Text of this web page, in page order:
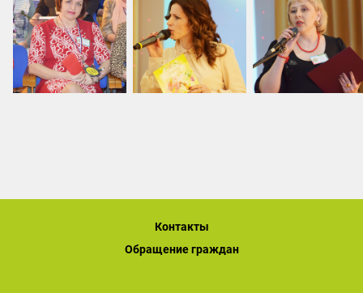
Контакты
Обращение граждан